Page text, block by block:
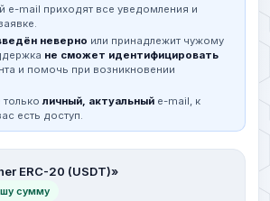
e-mail приходят все уведомления и
неверно или принадлежит чужому
не сможет идентифицировать
и помочь при возникновении
тольколичный, актуальный e-mail, к
есть доступ.
ERC-20 (USDT)»
сумму